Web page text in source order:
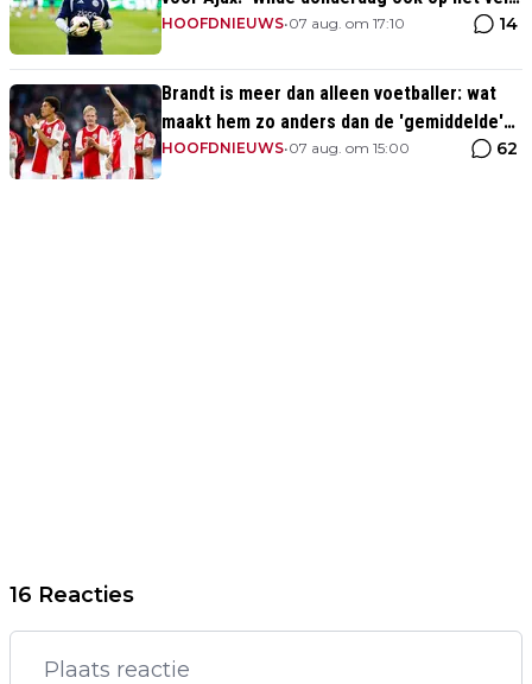
staan'
HOOFDNIEUWS•07 aug. om 17:10 14
Brandt is meer dan alleen voetballer: wat
maakt hem zo anders dan de 'gemiddelde'
voetballer?
HOOFDNIEUWS•07 aug. om 15:00 62
16 Reacties